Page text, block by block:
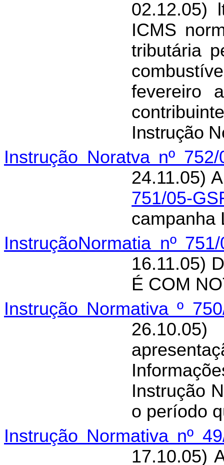
02.12.05)
ICMS
tributária
fevereiro
Instrução
Instrução Noratva nº 752/
24.11.05)
751/05-
campanha
InstruçãoNormatia nº
16.11.05)
É COM
Instrução Normativa º
Instrução
o período
Instrução Normativa nº
17.10.05)